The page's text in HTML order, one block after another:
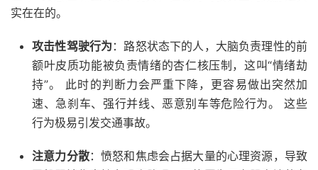
实在在的。
攻击性驾驶行为 ：路怒状态下的人，大脑负责理性的前
额叶皮质功能被负责情绪的杏仁核压制，这叫“情绪劫
持”。 此时的判断力会严重下降，更容易做出突然加
速、急刹车、强行并线、恶意别车等危险行为。 这些
行为极易引发交通事故。
注意力分散：愤怒和焦虑会占据大量的心理资源，导致